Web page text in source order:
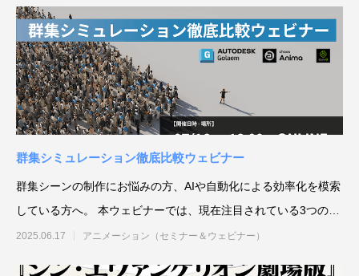
2025.06.10
Autodesk Fusion × Rhinoによる次世代デ
ザインワークフロー
2026.03.12
【動画】3ds Maxに
ライズ-プロダクト
2021.04.30
2025.12.18
『MERCURY Entei Ryu造形作品集』発売
記念セミナーレポート 第一部：造形思想に
2026.01.20
『MERCURY Entei
記念セミナーレポ
2026.01.20
群集シミュレーション徹底比較ウェビナー
群集シーンの制作にお悩みの方、AIや自動化による効率化を模索
している方へ。 本ウェビナーでは、現在注目されている3つの群
集シミュレー
2025.06.17 アニメーション（セミナー＆ウェビナー）